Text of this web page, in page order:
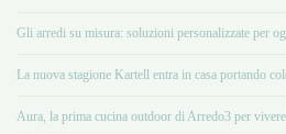
Gli arredi su misura: soluzioni personalizzate per
La nuova stagione Kartell entra in casa portando
Aura, la prima cucina outdoor di Arredo3 per